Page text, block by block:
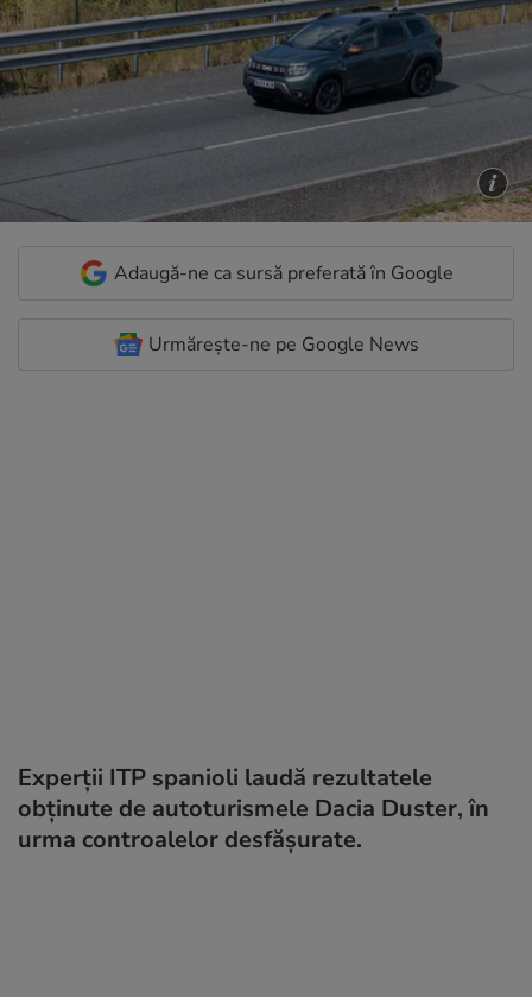
Adaugă-ne ca sursă preferată în Google
Urmărește-ne pe Google News
Experții ITP spanioli laudă rezultatele
obținute de autoturismele Dacia Duster, în
urma controalelor desfășurate.